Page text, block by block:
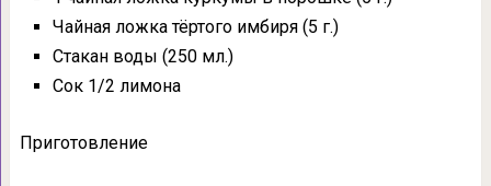
Чайная ложка тёртого имбиря (5 г.)
Стакан воды (250 мл.)
Сок 1/2 лимона
Приготовление